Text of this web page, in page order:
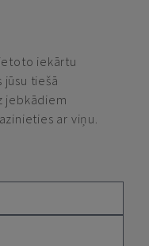
iekārtu
tiešā
jebkādiem
ar viņu.